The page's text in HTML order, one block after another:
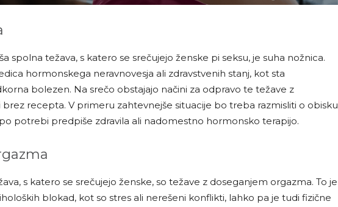
spolna težava, s katero se srečujejo ženske pi seksu, je suha nožnica.
hormonskega neravnovesja ali zdravstvenih stanj, kot sta
bolezen. Na srečo obstajajo načini za odpravo te težave z
brez recepta. V primeru zahtevnejše situacije bo treba razmisliti o obisku
potrebi predpiše zdravila ali nadomestno hormonsko terapijo.
s katero se srečujejo ženske, so težave z doseganjem orgazma. To je
blokad, kot so stres ali nerešeni konflikti, lahko pa je tudi fizične